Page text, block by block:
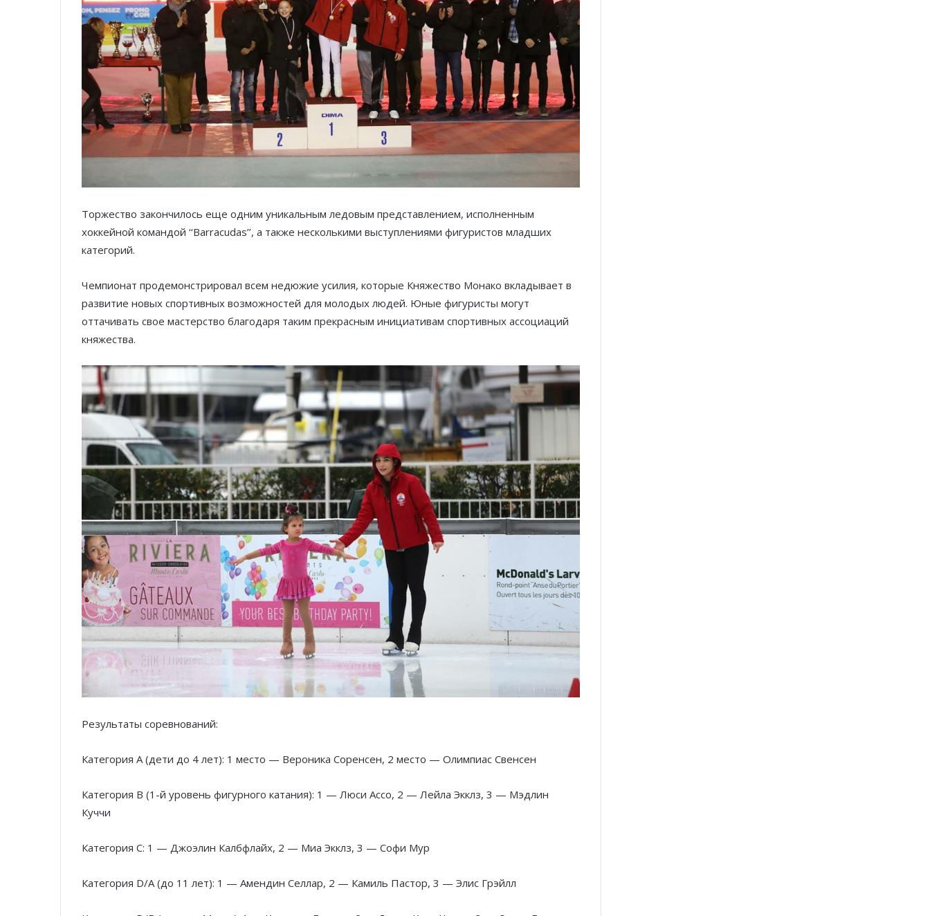
Торжество закончилось еще одним уникальным ледовым представлением, исполненным
хоккейной командой ‘‘Barracudas’’, а также несколькими выступлениями фигуристов младших
категорий.
Чемпионат продемонстрировал всем недюжие усилия, которые Княжество Монако вкладывает в
развитие новых спортивных возможностей для молодых людей. Юные фигуристы могут
оттачивать свое мастерство благодаря таким прекрасным инициативам спортивных ассоциаций
княжества.
Результаты соревнований:
Категория А (дети до 4 лет): 1 место — Вероника Соренсен, 2 место — Олимпиас Свенсен
Категория B (1-й уровень фигурного катания): 1 — Люси Ассо, 2 — Лейла Экклз, 3 — Мэдлин
Куччи
Категория C: 1 — Джоэлин Калбфлайх, 2 — Миа Экклз, 3 — Софи Мур
Категория D/A (до 11 лет): 1 — Амендин Селлар, 2 — Камиль Пастор, 3 — Элис Грэйлл